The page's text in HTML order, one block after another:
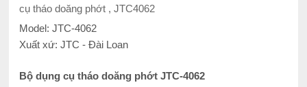
cụ tháo doăng phớt , JTC4062
Model: JTC-4062
Xuất xứ: JTC - Đài Loan
Bộ dụng cụ tháo doăng phớt JTC-4062